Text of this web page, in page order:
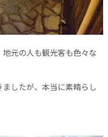
元の人も観光客も色々な
したが、本当に素晴らし